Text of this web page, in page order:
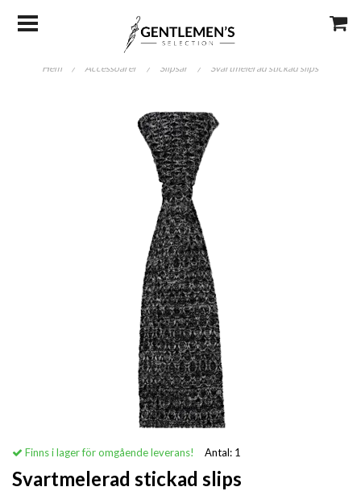
Hem / Accessoarer / Slipsar / Svartmelerad stickad slips
Finns i lager för omgående leverans! Antal: 1
Svartmelerad stickad slips